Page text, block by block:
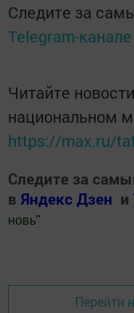
Следите за
Telegram-канале
Читайте
национальном
https://max.ru/
Следите за
в Яндекс Дзен и
новь"
Перейти